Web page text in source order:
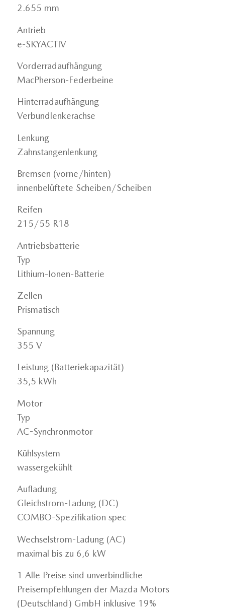
2.655 mm
Antrieb
e-SKYACTIV
Vorderradaufhängung
MacPherson-Federbeine
Hinterradaufhängung
Verbundlenkerachse
Lenkung
Zahnstangenlenkung
Bremsen (vorne/hinten)
innenbelüftete Scheiben/Scheiben
Reifen
215/55 R18
Antriebsbatterie
Typ
Lithium-Ionen-Batterie
Zellen
Prismatisch
Spannung
355 V
Leistung (Batteriekapazität)
35,5 kWh
Motor
Typ
AC-Synchronmotor
Kühlsystem
wassergekühlt
Aufladung
Gleichstrom-Ladung (DC)
COMBO-Spezifikation spec
Wechselstrom-Ladung (AC)
maximal bis zu 6,6 kW
1 Alle Preise sind unverbindliche
Preisempfehlungen der Mazda Motors
(Deutschland) GmbH inklusive 19%